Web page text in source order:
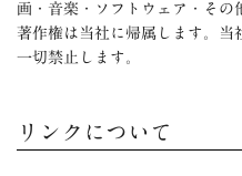
画・音楽・ソフトウェア・その
著作権は当社に帰属します。当
一切禁止します。
リンクについて